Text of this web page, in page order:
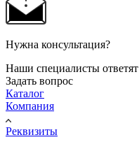
Нужна консультация?
Наши специалисты
Задать вопрос
Каталог
Компания
Реквизиты